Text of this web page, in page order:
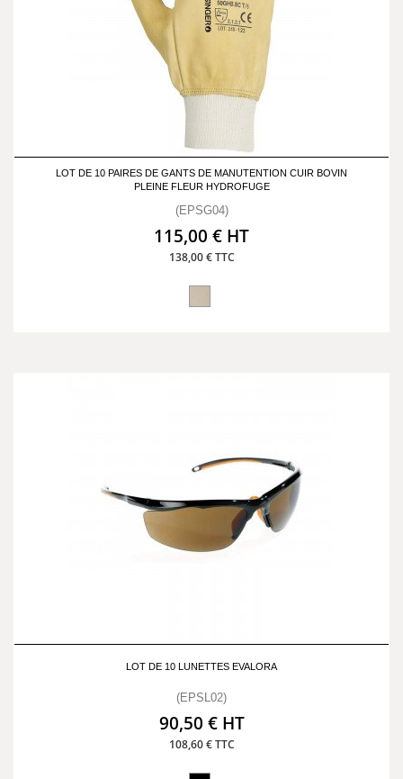
LOT DE 10 PAIRES DE GANTS DE MANUTENTION CUIR BOVIN
PLEINE FLEUR HYDROFUGE
(EPSG04)
115,00 € HT
138,00 € TTC
LOT DE 10 LUNETTES EVALORA
(EPSL02)
90,50 € HT
108,60 € TTC